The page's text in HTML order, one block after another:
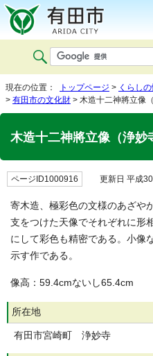
現在の位置： トップページ > くらし
> 有田市の文化財 > 木造十二神將立像
木造十二神將立像（浄妙
ページID1000916 更新日 平成30
寄木造、極彩色の文様のあざや
支をつけた天像でそれぞれに形
にして彩色も精密である。小像
示す作である。
像高：59.4cmないし65.4cm
所在地
有田市宮崎町 浄妙寺